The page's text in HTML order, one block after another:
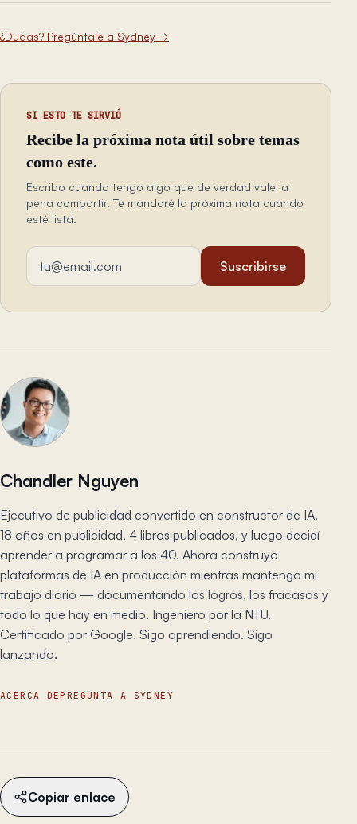
¿Dudas? Pregúntale a Sydney →
SI ESTO TE SIRVIÓ
Recibe la próxima nota útil sobre temas
como este.
Escribo cuando tengo algo que de verdad vale la
pena compartir. Te mandaré la próxima nota cuando
esté lista.
Dirección de email
Suscribirse
Chandler Nguyen
Ejecutivo de publicidad convertido en constructor de IA.
18 años en publicidad, 4 libros publicados, y luego decidí
aprender a programar a los 40. Ahora construyo
plataformas de IA en producción mientras mantengo mi
trabajo diario — documentando los logros, los fracasos y
todo lo que hay en medio. Ingeniero por la NTU.
Certificado por Google. Sigo aprendiendo. Sigo
lanzando.
ACERCA DE PREGUNTA A SYDNEY
Copiar enlace